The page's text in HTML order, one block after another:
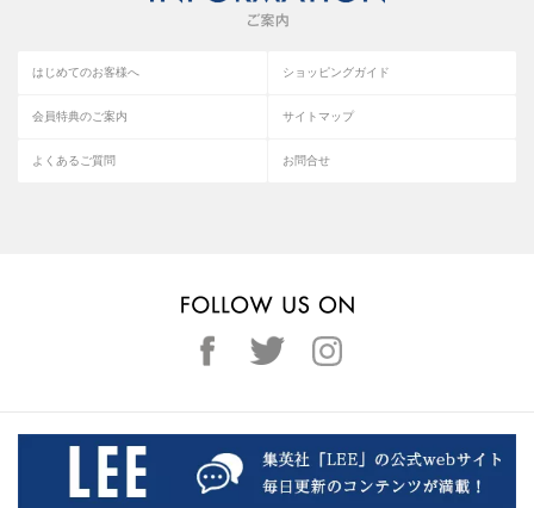
はじめてのお客様へ ショッピングガイド
会員特典のご案内 サイトマップ
よくあるご質問 お問合せ